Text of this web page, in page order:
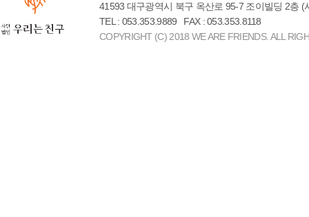
41593 대구광역시 북구 옥산로 95-7 조이빌딩 2층 (
TEL : 053.353.9889 FAX : 053.353.8118
COPYRIGHT (C) 2018 WE ARE FRIENDS. ALL